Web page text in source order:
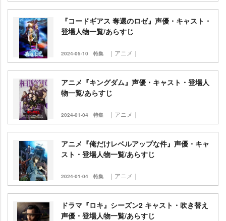
『コードギアス 奪還のロゼ』声優・キャスト・
登場人物一覧/あらすじ
2024-05-10 特集 ｜アニメ｜
アニメ『キングダム』声優・キャスト・登場人
物一覧/あらすじ
2024-01-04 特集 ｜アニメ｜
アニメ『俺だけレベルアップな件』声優・キャ
スト・登場人物一覧/あらすじ
2024-01-04 特集 ｜アニメ｜
ドラマ『ロキ』シーズン2 キャスト・吹き替え
声優・登場人物一覧/あらすじ